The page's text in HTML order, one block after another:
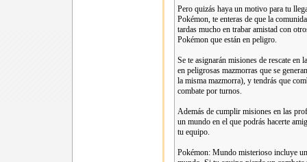
Pero quizás haya un motivo para tu
Pokémon, te enteras de que la
tardas mucho en trabar amistad con
Pokémon que están en peligro.
Se te asignarán misiones de rescate en
en peligrosas mazmorras que se
la misma mazmorra), y tendrás que
combate por turnos.
Además de cumplir misiones en las
un mundo en el que podrás hacerte
tu equipo.
Pokémon: Mundo misterioso incluye